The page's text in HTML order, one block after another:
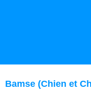
Bamse (Chien et